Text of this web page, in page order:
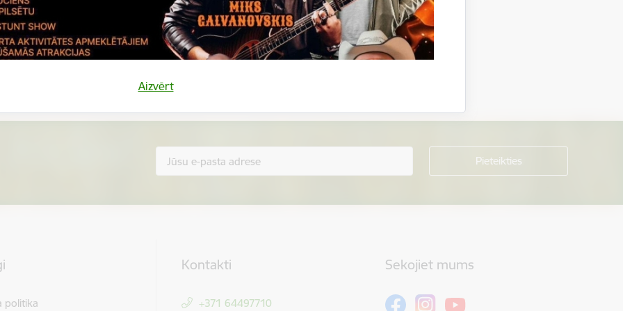
Aizvērt
Vai šī informācija bija noderīga?
Sniegt atsauksmi
politika
Kontakti
+371 64497710
Sekojiet mums